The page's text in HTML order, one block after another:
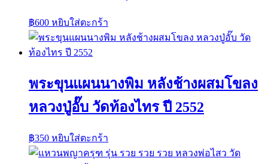
฿600 หยิบใส่ตะกร้า
พระขุนแผนนางพิม หลังช้างผสมโขลง
หลวงปู่อั๊บ วัดท้องไทร ปี 2552
฿350 หยิบใส่ตะกร้า